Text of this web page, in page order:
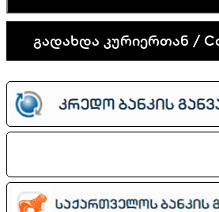
plus
quantity
გადახდა კურიერთან /